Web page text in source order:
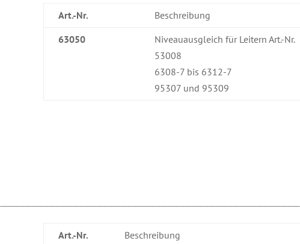
Art.-Nr.
Beschreibung
63050
Niveauausgleich für Leitern Art.-Nr.
53008
6308-7 bis 6312-7
95307 und 95309
Art.-Nr.
Beschreibung